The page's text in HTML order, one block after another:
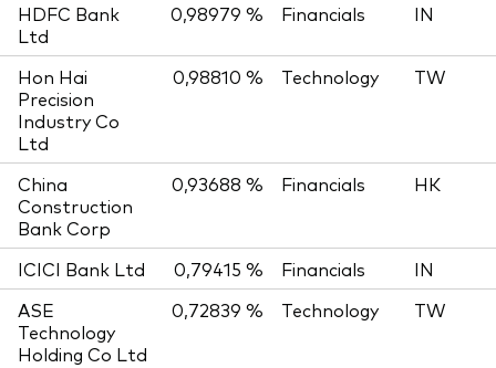
HDFC Bank
Ltd
0,98979 % Financials IN
Hon Hai
Precision
Industry Co
Ltd
0,98810 % Technology TW
China
Construction
Bank Corp
0,93688 % Financials HK
ICICI Bank Ltd 0,79415 % Financials
IN
ASE
Technology
Holding Co Ltd
0,72839 % Technology TW